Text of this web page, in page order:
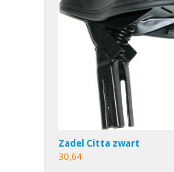
Zadel Citta zwart
30,64